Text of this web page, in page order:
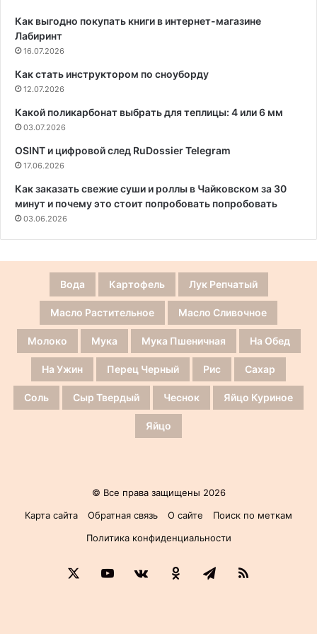
Как выгодно покупать книги в интернет-магазине
Лабиринт
16.07.2026
Как стать инструктором по сноуборду
12.07.2026
Какой поликарбонат выбрать для теплицы: 4 или 6 мм
03.07.2026
OSINT и цифровой след RuDossier Telegram
17.06.2026
Как заказать свежие суши и роллы в Чайковском за 30
минут и почему это стоит попробовать попробовать
03.06.2026
Вода Картофель Лук Репчатый
Масло Растительное Масло Сливочное
Молоко Мука Мука Пшеничная На Обед
На Ужин Перец Черный Рис Сахар
Соль Сыр Твердый Чеснок Яйцо Куриное
Яйцо
© Все права защищены 2026
Карта сайта
Обратная связь О сайте
Поиск по меткам
Политика конфиденциальности
YouTubevk.comОдноклассники
Telegram
RSS